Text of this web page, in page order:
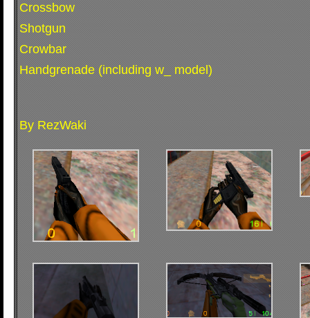
Crossbow
Shotgun
Crowbar
Handgrenade (including w_ model)
By RezWaki